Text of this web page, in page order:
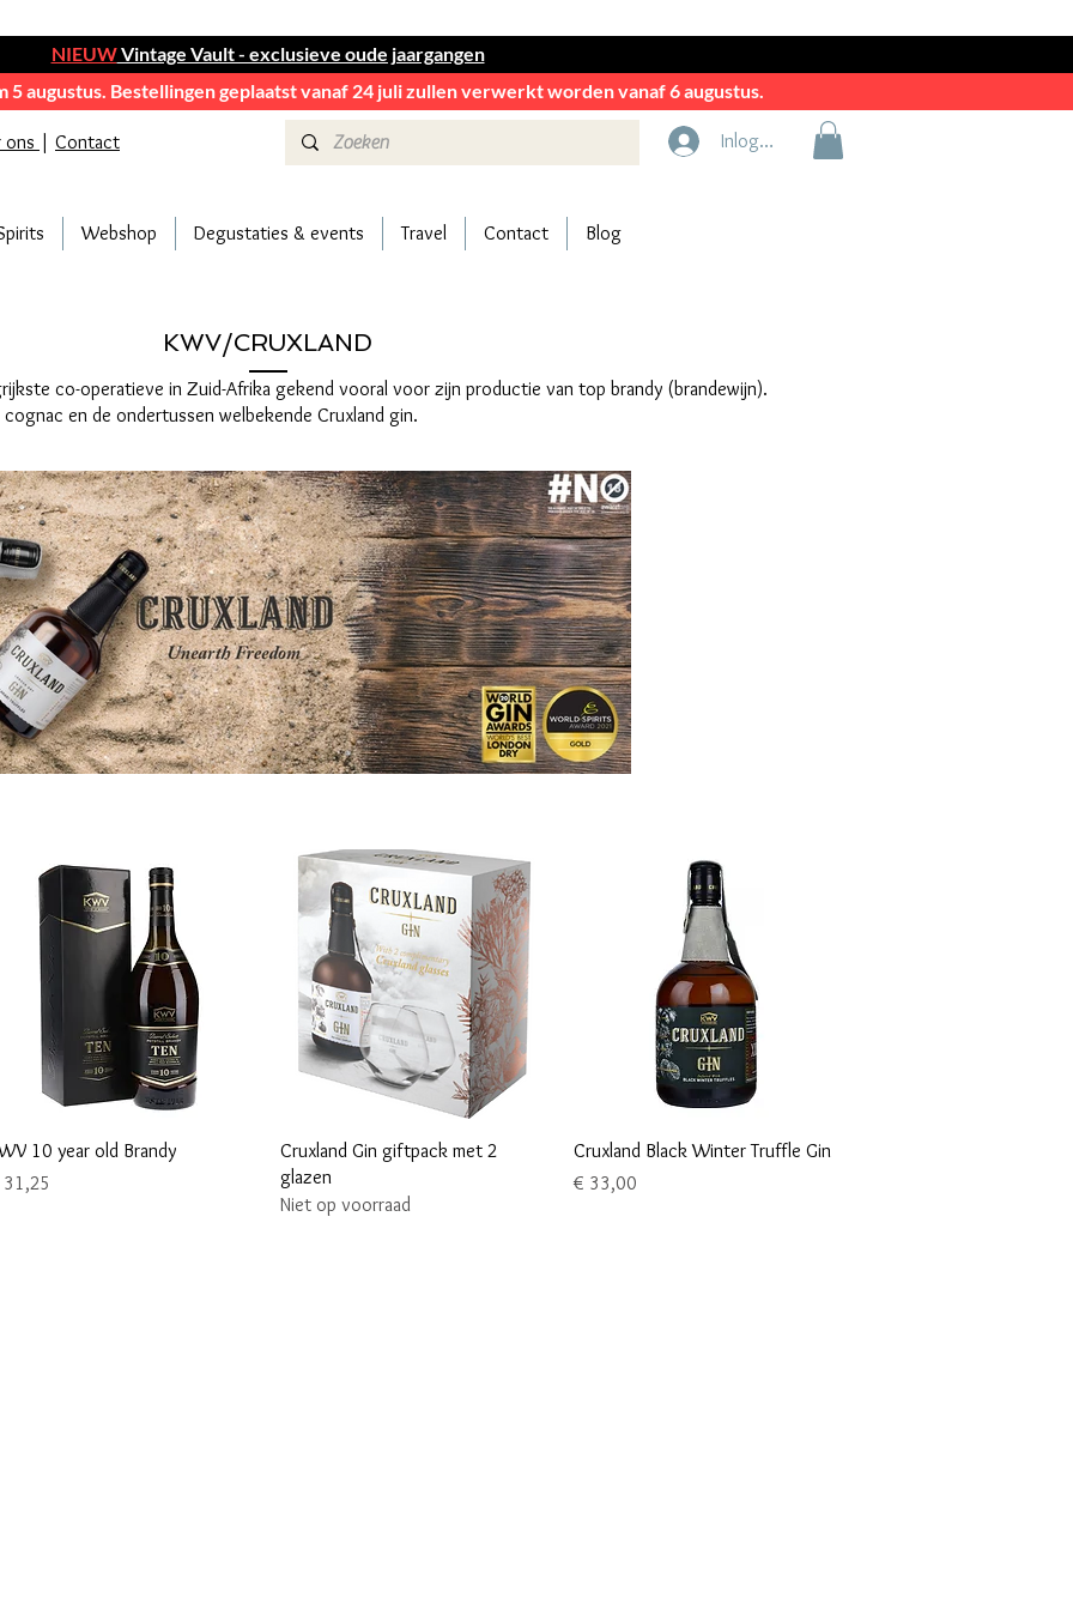
NIEUWVintage Vault - exclusieve oude jaargangen
5 augustus. Bestellingen geplaatst vanaf 24 juli zullen verwerkt worden vanaf 6 augustus.
ons | Contact Inloggen
Webshop Degustaties & events Travel Contact Blog
KWV/CRUXLAND
co-operatieve in Zuid-Afrika gekend vooral voor zijn productie van top brandy (brandewijn).
en de ondertussen welbekende Cruxland gin.
Snel overzicht
10 year old Brandy
Snel overzicht
Cruxland Gin giftpack met 2
glazen
Niet op voorraad
Snel overzicht
Cruxland Black Winter Truffle Gin
Prijs
€ 33,00